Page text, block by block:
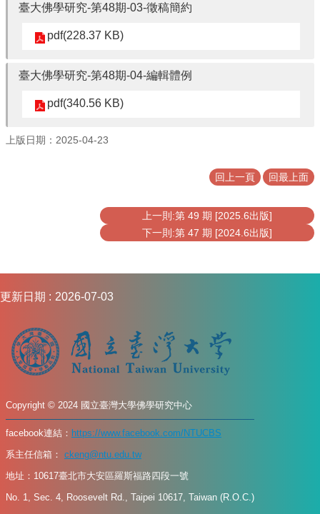
臺大佛學研究-第48期-03-徵稿簡約
pdf(228.37 KB)
臺大佛學研究-第48期-04-編輯體例
pdf(340.56 KB)
上版日期：2025-04-23
回上一頁 回最上面
上一則:第 49 期 [2025.6出版]
下一則:第 47 期 [2024.6出版]
更新日期 2026-07-03
Copyright © 2024 國立臺灣大學佛學研究中心
facebook連結： https://www.facebook.com/NTUCBS
系主任信箱： ckeng@ntu.edu.tw
地址：10617臺北市大安區羅斯福路四段一號
No. 1, Sec. 4, Roosevelt Rd., Taipei 10617, Taiwan (R.O.C.)